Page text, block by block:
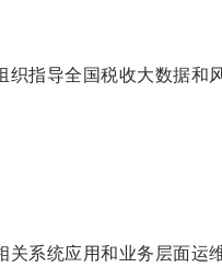
指导全国税收大数据和
系统应用和业务层面运